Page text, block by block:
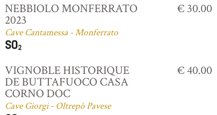
NEBBIOLO MONFERRATO
2023
Cave Cantamessa - Monferrato
€ 30.00
VIGNOBLE HISTORIQUE
DE BUTTAFUOCO CASA
CORNO DOC
Cave Giorgi - Oltrepò Pavese
€ 40.00